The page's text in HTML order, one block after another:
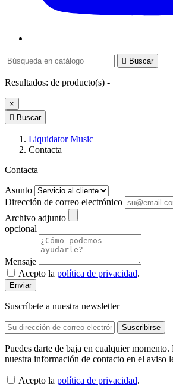
 Buscar
Resultados: de producto(s) -
×
 Buscar
Liquidator Music
Contacta
Contacta
Asunto
Dirección de correo electrónico
Archivo adjunto
opcional
Mensaje
Acepto la política de privacidad.
Suscríbete a nuestra newsletter
Puedes darte de baja en cualquier momento.
nuestra información de contacto en el aviso
Acepto la política de privacidad.